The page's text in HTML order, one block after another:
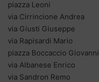
piazza Leoni
via Cirrincione Andrea
via Giusti Giuseppe
via Rapisardi Mario
piazza Boccaccio Giovanni
via Albanese Enrico
via Sandron Remo